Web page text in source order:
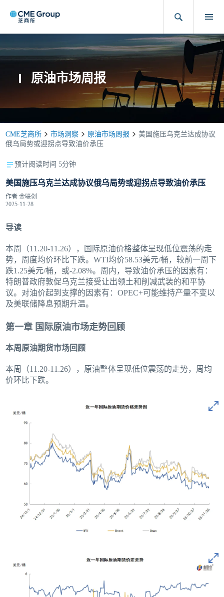
原油市场周报
CME芝商所 市场洞察 原油市场周报
美国施压乌克兰达成协议
俄乌局势或迎拐点导致油价承压
预计阅读时间 5分钟
美国施压乌克兰达成协议俄乌局势或迎拐点导致油价承压
作者金联创
2025-11-28
导读
本周（11.20-11.26），国际原油价格整体呈现低位震荡的走
势，周度均价环比下跌。WTI均价58.53美元/桶，较前一周下
跌1.25美元/桶，或-2.08%。周内，导致油价承压的因素有：
特朗普政府敦促乌克兰接受让出领土和削减武装的和平协
议。对油价起到支撑的因素有：OPEC+可能维持产量不变以
及美联储降息预期升温。
第一章 国际原油市场走势回顾
本周原油期货市场回顾
本周（11.20-11.26），原油整体呈现低位震荡的走势，周均
价环比下跌。